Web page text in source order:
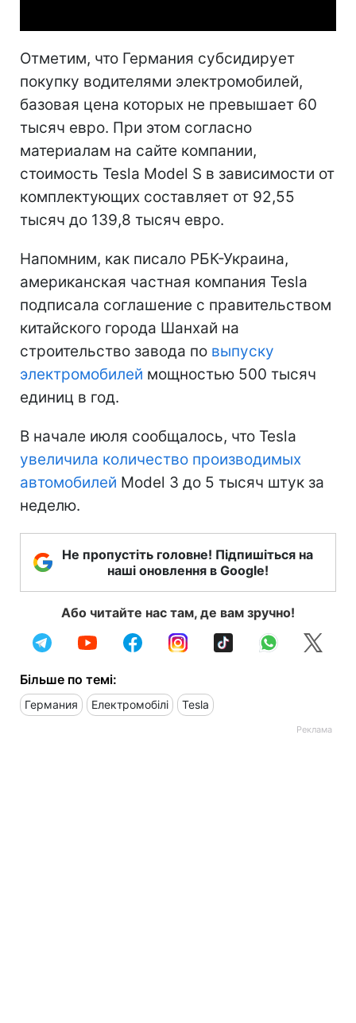
Отметим, что Германия субсидирует
покупку водителями электромобилей,
базовая цена которых не превышает 60
тысяч евро. При этом согласно
материалам на сайте компании,
стоимость Tesla Model S в зависимости от
комплектующих составляет от 92,55
тысяч до 139,8 тысяч евро.
Напомним, как писало РБК-Украина,
американская частная компания Tesla
подписала соглашение с правительством
китайского города Шанхай на
строительство завода по выпуску
электромобилей мощностью 500 тысяч
единиц в год.
В начале июля сообщалось, что Tesla
увеличила количество производимых
автомобилей Model 3 до 5 тысяч штук за
неделю.
Не пропустіть головне! Підпишіться на
наші оновлення в Google!
Або читайте нас там, де вам зручно!
Більше по темі:
Германия Електромобілі Tesla